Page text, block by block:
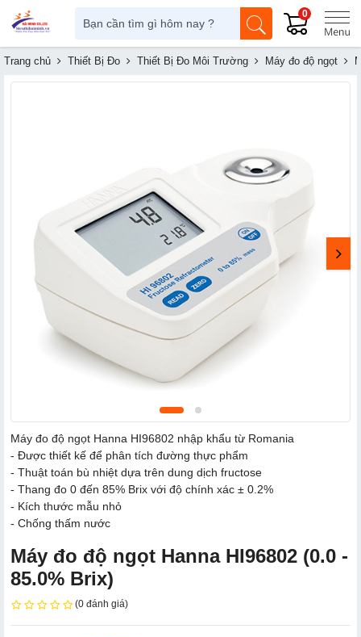
0
Trang chủ Thiết Bị Đo Thiết Bị Đo Môi Trường Máy đo độ ngọt
Máy đo độ ngọt Hanna HI96802 nhập khẩu từ Romania
- Được thiết kế để phân tích đường thực phẩm
- Thuật toán bù nhiệt dựa trên dung dịch fructose
- Thang đo 0 đến 85% Brix với độ chính xác ± 0.2%
- Kích thước mẫu nhỏ
- Chống thấm nước
Máy đo độ ngọt Hanna HI96802 (0.0 -
85.0% Brix)
(0 đánh giá)